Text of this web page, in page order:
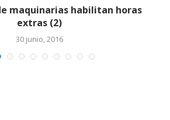
maquinarias habilitan horas
extras (2)
30 junio, 2016